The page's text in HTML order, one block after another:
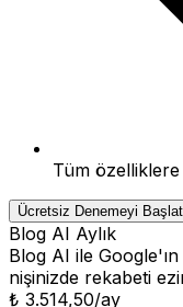
Tüm
Ücretsiz Denemeyi Başlat
Blog AI Aylık
Blog AI ile
nişinizde rekabeti
₺ 3.514,50/ay